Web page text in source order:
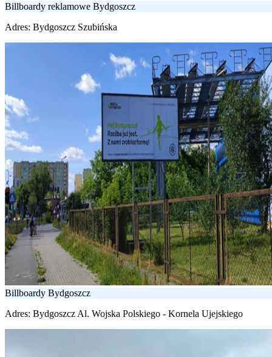
Billboardy reklamowe Bydgoszcz
Adres: Bydgoszcz Szubińska
Billboardy Bydgoszcz
Adres: Bydgoszcz Al. Wojska Polskiego - Kornela Ujejskiego